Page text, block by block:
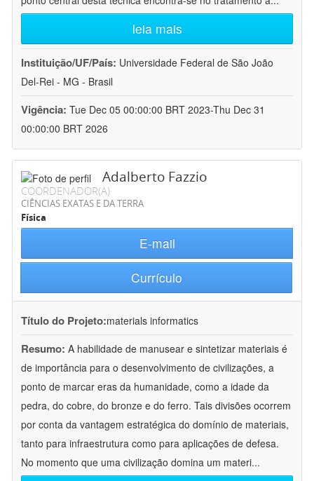
leia mais
Instituição/UF/País: Universidade Federal de São João
Del-Rei - MG - Brasil
Vigência: Tue Dec 05 00:00:00 BRT 2023-Thu Dec 31
00:00:00 BRT 2026
Adalberto Fazzio
COORDENADOR(A)
CIÊNCIAS EXATAS E DA TERRA
Física
E-mail
Currículo
Título do Projeto:materials informatics
Resumo: A habilidade de manusear e sintetizar materiais é
de importância para o desenvolvimento de civilizações, a
ponto de marcar eras da humanidade, como a idade da
pedra, do cobre, do bronze e do ferro. Tais divisões ocorrem
por conta da vantagem estratégica do domínio de materiais,
tanto para infraestrutura como para aplicações de defesa.
No momento que uma civilização domina um materi...